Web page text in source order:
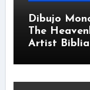
Dibujo
The
Artist Biblia